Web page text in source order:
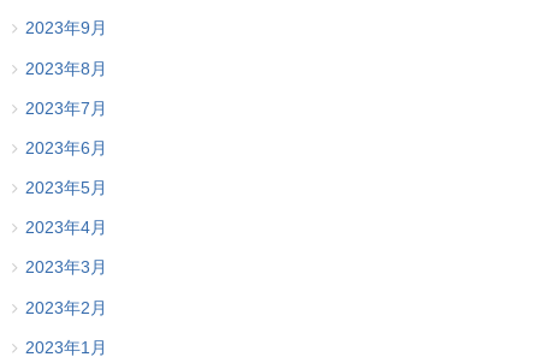
2023年9月
2023年8月
2023年7月
2023年6月
2023年5月
2023年4月
2023年3月
2023年2月
2023年1月